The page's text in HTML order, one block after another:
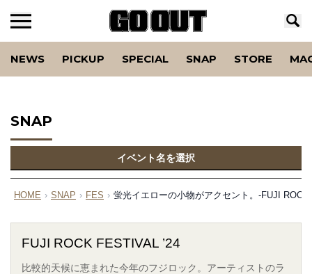
NEWS PICKUP SPECIAL SNAP STORE
SNAP
イベント名を選択
HOME › SNAP › FES › 蛍光イエローの小物がアクセント。-FUJI ROCK
FUJI ROCK FESTIVAL ’24
比較的天候に恵まれた今年のフジロック。アーティストのラ